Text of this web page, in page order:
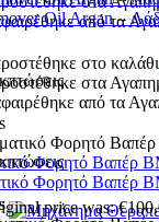
από τα
Φορητό Βαπέρ
Φορητό Βαπέρ
price was:
Oil Argan –
στο καλάθι
στα
από τα